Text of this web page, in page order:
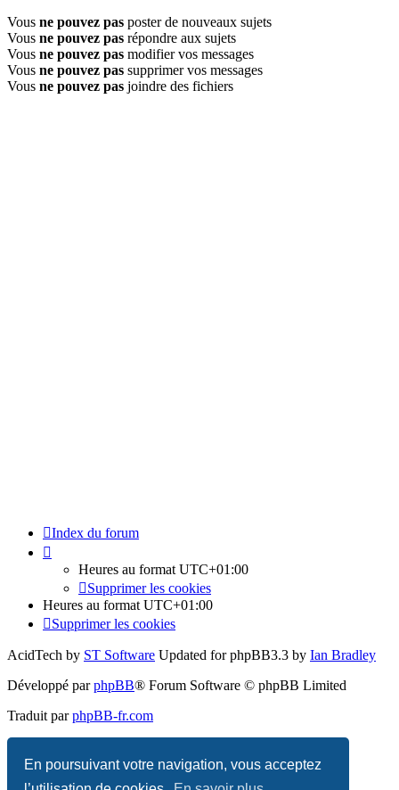
En poursuivant votre navigation, vous acceptez
Vous ne pouvez pas poster de nouveaux sujets
Vous ne pouvez pas répondre aux sujets
Vous ne pouvez pas modifier vos messages
Vous ne pouvez pas supprimer vos messages
Vous ne pouvez pas joindre des fichiers
Index du forum
Heures au format UTC+01:00
Supprimer les cookies
Heures au format UTC+01:00
Supprimer les cookies
AcidTech by ST Software Updated for phpBB3.3 by Ian Bradley
Développé parphpBB® Forum Software © phpBB Limited
Traduit parphpBB-fr.com
Confidentialité